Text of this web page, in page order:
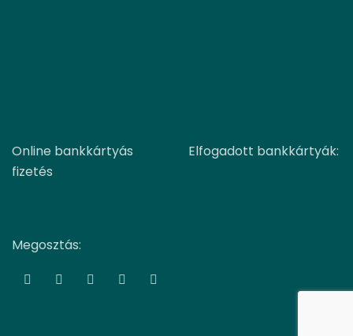
Online bankkártyás
fizetés
Elfogadott bankkártyák:
Megosztás: